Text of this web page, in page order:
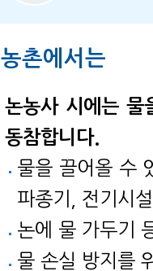
농촌에서는
논농사 시에는 물
동참합니다.
물을 끌어올 수
파종기, 전기시
논에 물 가두기
물 손실 방지를